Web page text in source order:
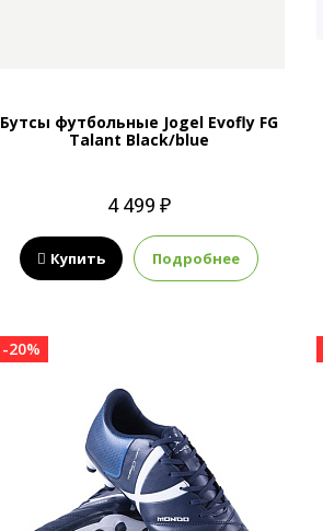
Бутсы футбольные Jogel Evofly FG
Talant Black/blue
4 499 ₽
Купить Подробнее
-20%